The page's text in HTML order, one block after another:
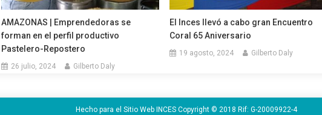
AMAZONAS | Emprendedoras se
forman en el perfil productivo
Pastelero-Repostero
26 julio, 2024 Gilberto Daly
El Inces llevó a cabo gran Encuentro
Coral 65 Aniversario
19 agosto, 2024 Gilberto Daly
Hecho para el Sitio Web INCES Copyright © 2018 Rif: G-20009922-4